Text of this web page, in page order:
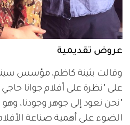
عروض تقديمية
وقالت بثينة كاظم، مؤسس
على "نظرة على أفلام جوانا
"نحن نعود إلى جوهر وجودنا،
الضوء على أهمية صناعة الأفلام